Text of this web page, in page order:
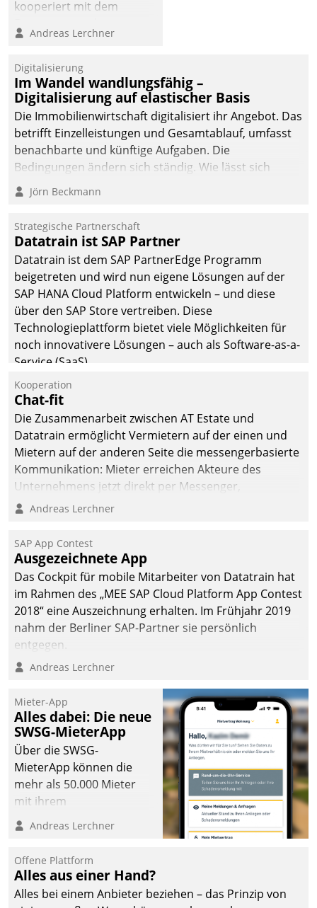
kooperiert mit dem
Softwareentwicklungshaus
Andreas Lerchner
Digitalisierung
Im Wandel wandlungsfähig –
Digitalisierung auf elastischer Basis
Die Immobilienwirtschaft digitalisiert ihr Angebot. Das
betrifft Einzelleistungen und Gesamtablauf, umfasst
benachbarte und künftige Aufgaben. Die
Bedingungen ändern sich ständig. Wie lässt sich
technisch die Kontrolle wahren und zugleich Freiraum
fürs Wachsen öffnen?
Jörn Beckmann
Strategische Partnerschaft
Datatrain ist SAP Partner
Datatrain ist dem SAP PartnerEdge Programm
beigetreten und wird nun eigene Lösungen auf der
SAP HANA Cloud Platform entwickeln – und diese
über den SAP Store vertreiben. Diese
Technologieplattform bietet viele Möglichkeiten für
noch innovativere Lösungen – auch als Software-as-a-
Service (SaaS).
Kooperation
Chat-fit
Die Zusammenarbeit zwischen AT Estate und
Datatrain ermöglicht Vermietern auf der einen und
Mietern auf der anderen Seite die messengerbasierte
Kommunikation: Mieter erreichen Akteure des
Unternehmens jetzt direkt per Messenger,
Mitarbeiter oder Dienstleister empfangen oder
Andreas Lerchner
SAP App Contest
Ausgezeichnete App
Das Cockpit für mobile Mitarbeiter von Datatrain hat
im Rahmen des „MEE SAP Cloud Platform App Contest
2018“ eine Auszeichnung erhalten. Im Frühjahr 2019
nahm der Berliner SAP-Partner sie persönlich
entgegen.
Andreas Lerchner
Mieter-App
Alles dabei: Die neue
SWSG-MieterApp
Über die SWSG-
MieterApp können die
mehr als 50.000 Mieter
mit ihrem
Wohnungsunternehmen
kommunizieren, auf dem
einsehen und ändern
oder
Schadensmeldungen
Andreas Lerchner
Offene Plattform
Alles aus einer Hand?
Alles bei einem Anbieter beziehen – das Prinzip von